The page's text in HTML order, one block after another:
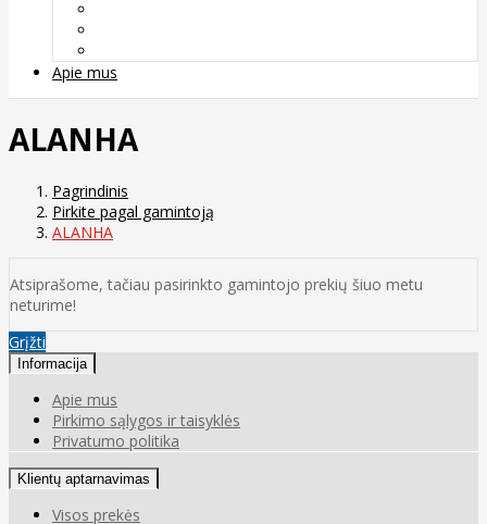
Apie mus
ALANHA
Pagrindinis
Pirkite pagal gamintoją
ALANHA
Atsiprašome, tačiau pasirinkto gamintojo prekių šiuo metu
neturime!
Grįžti
Informacija
Apie mus
Pirkimo sąlygos ir taisyklės
Privatumo politika
Klientų aptarnavimas
Visos prekės